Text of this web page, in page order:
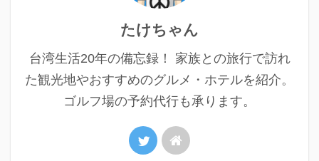
たけちゃん
台湾生活20年の備忘録！ 家族との旅行で訪れ
た観光地やおすすめのグルメ・ホテルを紹介。
ゴルフ場の予約代行も承ります。